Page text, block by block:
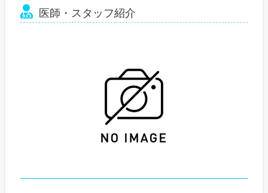
医師・スタッフ紹介